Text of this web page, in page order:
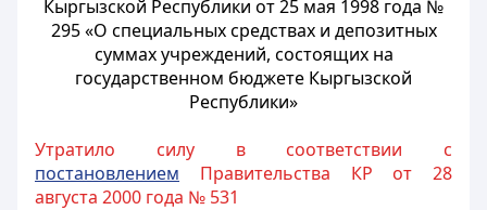
Кыргызской Республики от 25 мая 1998 года №
295 «О специальных средствах и депозитных
суммах учреждений, состоящих на
государственном бюджете Кыргызской
Республики»
Утратило силу в соответствии с
постановлением Правительства КР от 28
августа 2000 года № 531